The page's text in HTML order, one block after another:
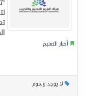
أخبار التعليم
لا يوجد وسوم